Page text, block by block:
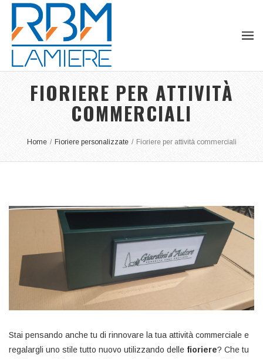
FIORIERE PER ATTIVITÀ
COMMERCIALI
Home / Fioriere personalizzate / Fioriere per attività commerciali
Stai pensando anche tu di rinnovare la tua attività commerciale e
regalargli uno stile tutto nuovo utilizzando delle fioriere? Che tu